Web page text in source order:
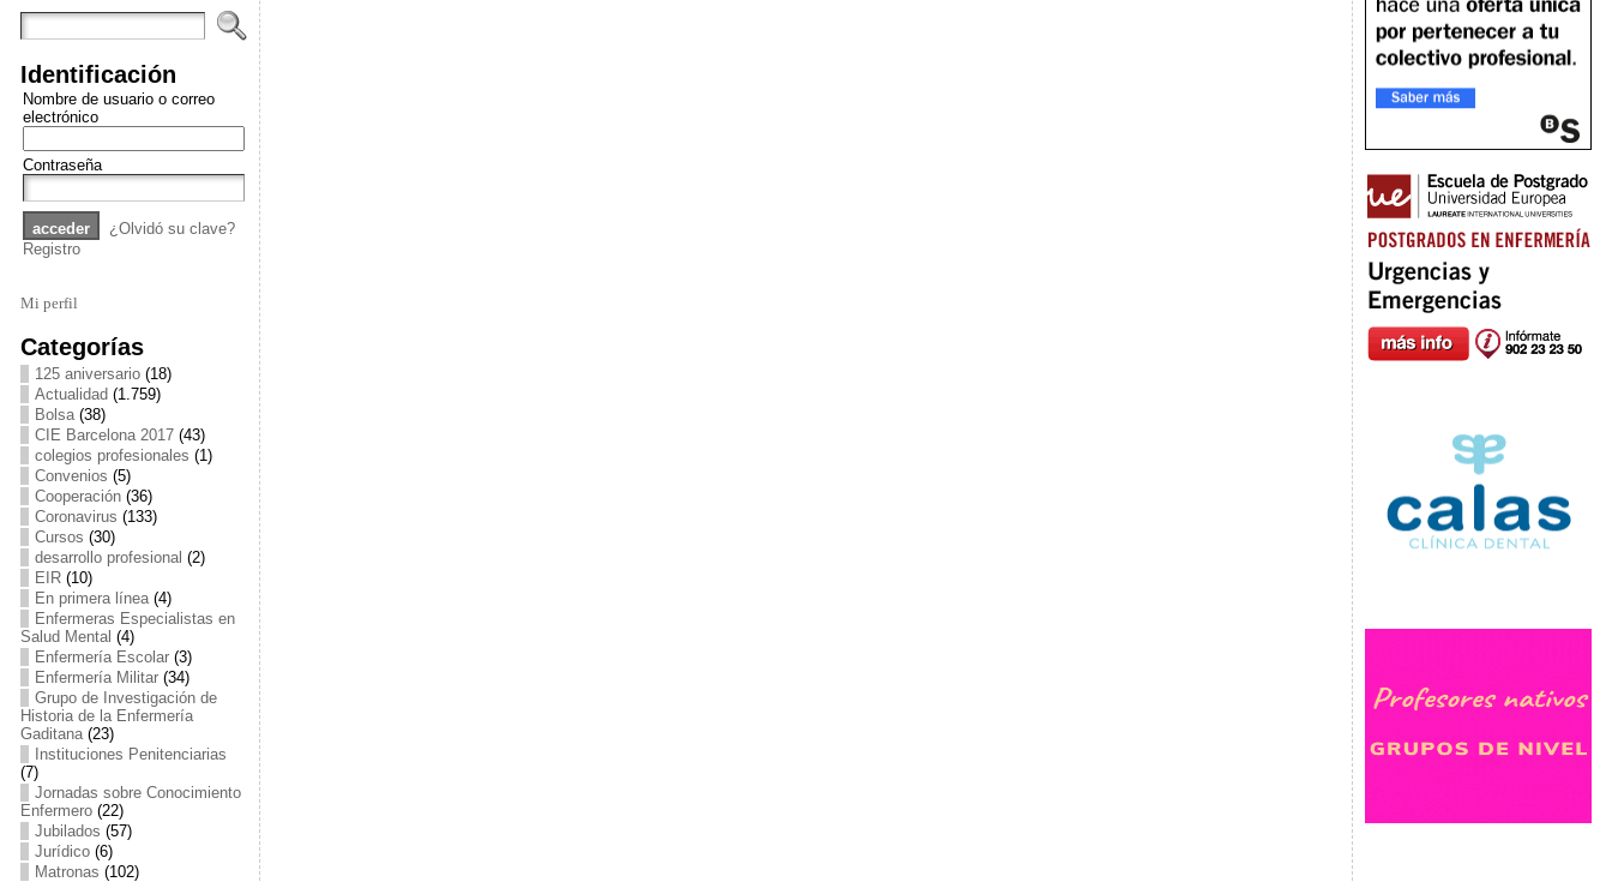
Identificación
Nombre de usuario o correo
electrónico
Contraseña
¿Olvidó su clave?
Registro
Mi perfil
Categorías
125 aniversario(18)
Actualidad (1.759)
Bolsa(38)
CIE Barcelona 2017(43)
colegios profesionales (1)
Convenios (5)
Cooperación(36)
Coronavirus (133)
Cursos (30)
desarrollo profesional (2)
EIR(10)
En primera línea(4)
Enfermeras Especialistas en
Salud Mental (4)
Enfermería Escolar(3)
Enfermería Militar(34)
Grupo de Investigación de
Historia de la Enfermería
Gaditana(23)
Instituciones Penitenciarias
(7)
Jornadas sobre Conocimiento
Enfermero(22)
Jubilados (57)
Jurídico(6)
Matronas (102)